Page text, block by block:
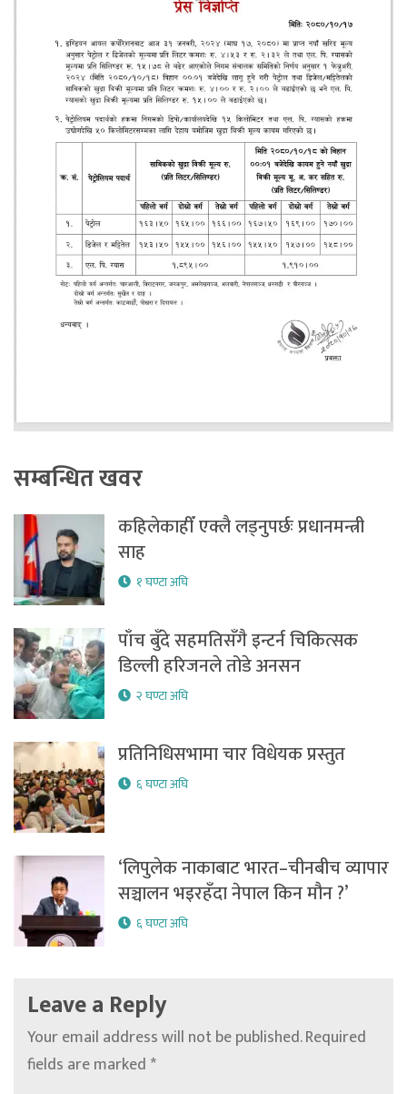
सम्बन्धित खवर
कहिलेकाहीँ एक्लै लड्नुपर्छः प्रधानमन्त्री
साह
१ घण्टा अघि
पाँच बुँदे सहमतिसँगै इन्टर्न चिकित्सक
डिल्ली हरिजनले तोडे अनसन
२ घण्टा अघि
प्रतिनिधिसभामा चार विधेयक प्रस्तुत
६ घण्टा अघि
‘लिपुलेक नाकाबाट भारत–चीनबीच व्यापार
सञ्चालन भइरहँदा नेपाल किन मौन ?’
६ घण्टा अघि
Leave a Reply
Your email address will not be published.Required
fields are marked*